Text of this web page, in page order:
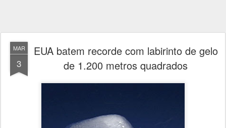
MAR
3
EUA batem recorde com labirinto de gelo
de 1.200 metros quadrados